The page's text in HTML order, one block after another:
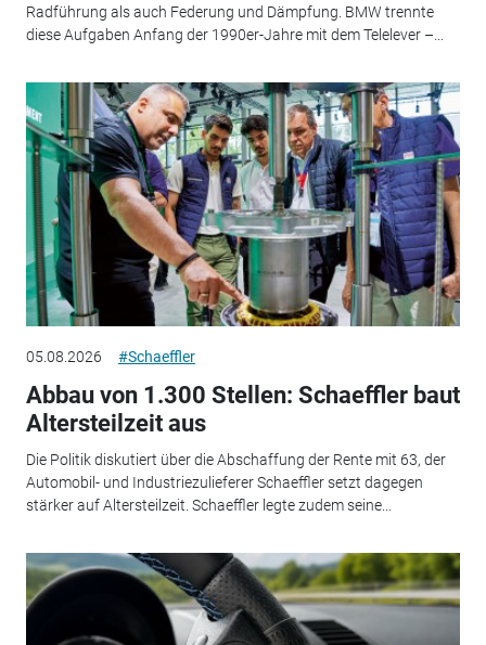
Radführung als auch Federung und Dämpfung. BMW trennte
diese Aufgaben Anfang der 1990er-Jahre mit dem Telelever –...
05.08.2026 #Schaeffler
Abbau von 1.300 Stellen: Schaeffler baut
Altersteilzeit aus
Die Politik diskutiert über die Abschaffung der Rente mit 63, der
Automobil- und Industriezulieferer Schaeffler setzt dagegen
stärker auf Altersteilzeit. Schaeffler legte zudem seine...